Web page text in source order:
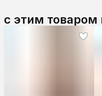
с этим товаром